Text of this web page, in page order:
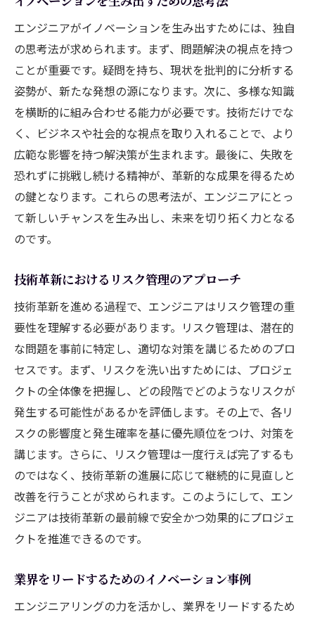
エンジニアがイノベーションを生み出すためには、独自
の思考法が求められます。まず、問題解決の視点を持つ
ことが重要です。疑問を持ち、現状を批判的に分析する
姿勢が、新たな発想の源になります。次に、多様な知識
を横断的に組み合わせる能力が必要です。技術だけでな
く、ビジネスや社会的な視点を取り入れることで、より
広範な影響を持つ解決策が生まれます。最後に、失敗を
恐れずに挑戦し続ける精神が、革新的な成果を得るため
の鍵となります。これらの思考法が、エンジニアにとっ
て新しいチャンスを生み出し、未来を切り拓く力となる
のです。
技術革新におけるリスク管理のアプローチ
技術革新を進める過程で、エンジニアはリスク管理の重
要性を理解する必要があります。リスク管理は、潜在的
な問題を事前に特定し、適切な対策を講じるためのプロ
セスです。まず、リスクを洗い出すためには、プロジェ
クトの全体像を把握し、どの段階でどのようなリスクが
発生する可能性があるかを評価します。その上で、各リ
スクの影響度と発生確率を基に優先順位をつけ、対策を
講じます。さらに、リスク管理は一度行えば完了するも
のではなく、技術革新の進展に応じて継続的に見直しと
改善を行うことが求められます。このようにして、エン
ジニアは技術革新の最前線で安全かつ効果的にプロジェ
クトを推進できるのです。
業界をリードするためのイノベーション事例
エンジニアリングの力を活かし、業界をリードするため